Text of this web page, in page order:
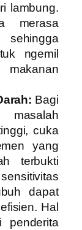
lambung.
merasa
ngemil
Bagi
cuka
yang
terbukti
dapat
Hal
penderita